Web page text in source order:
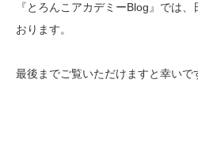
『とろんこアカデミーBlog』では
おります。
最後までご覧いただけますと幸いで